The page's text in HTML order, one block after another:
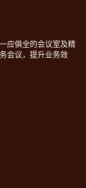
应俱全的会议室及精
会议，提升业务效